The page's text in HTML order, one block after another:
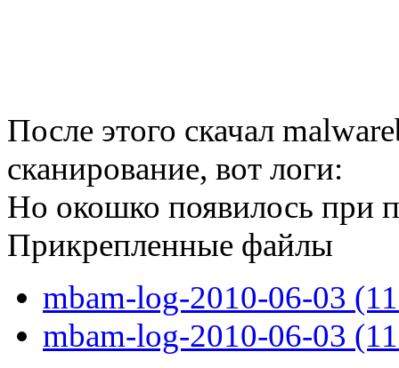
После этого скачал
сканирование, вот логи:
Но окошко появилось при
Прикрепленные файлы
mbam-log-2010-06-03
mbam-log-2010-06-03